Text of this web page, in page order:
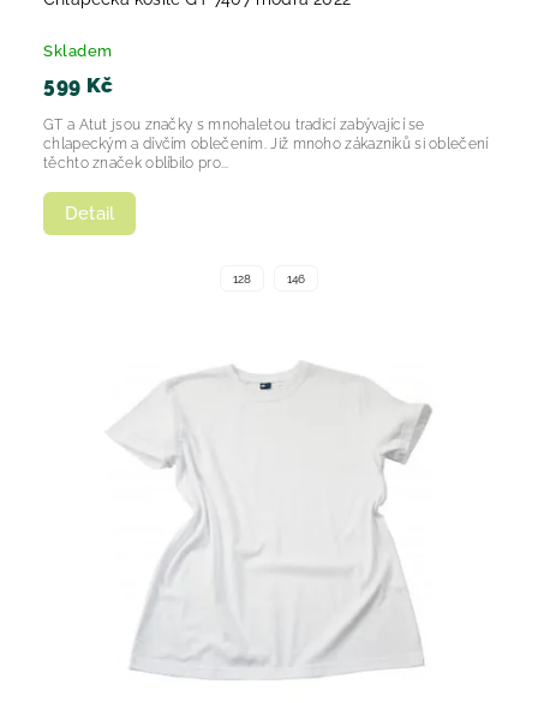
Skladem
599 Kč
Detail
GT a Atut jsou značky s mnohaletou tradicí zabývající se
chlapeckým a dívčím oblečením. Již mnoho zákazníků si oblečení
těchto značek oblíbilo pro...
128 146